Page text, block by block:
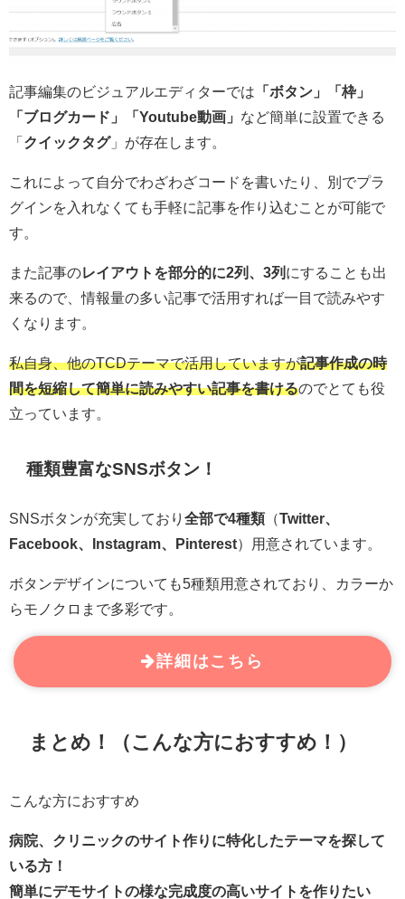
記事編集のビジュアルエディターでは 「ボタン」「枠」
「ブログカード」「Youtube動画」 など簡単に設置できる
「 クイックタグ」 が存在します。
これによって自分でわざわざコードを書いたり、別でプラ
グインを入れなくても手軽に記事を作り込むことが可能で
す。
また記事のレイアウトを部分的に2列、3列 にすることも出
来るので、情報量の多い記事で活用すれば一目で読みやす
くなります。
私自身、他のTCDテーマで活用していますが記事作成の時
間を短縮して簡単に読みやすい記事を書けるのでとても役
立っています。
種類豊富なSNSボタン！
SNSボタンが充実しており 全部で4種類（Twitter、
Facebook、Instagram、Pinterest）用意されています。
ボタンデザインについても5種類用意されており、カラーか
らモノクロまで多彩です。
詳細はこちら
まとめ！（こんな方におすすめ！）
こんな方におすすめ
病院、クリニックのサイト作りに特化したテーマを探して
いる方！
簡単にデモサイトの様な完成度の高いサイトを作りたい